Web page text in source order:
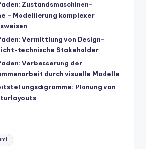
Zustandsmaschinen-
– Modellierung komplexer
Vermittlung von Design-
technische Stakeholder
Verbesserung der
durch visuelle Modelle
Planung von